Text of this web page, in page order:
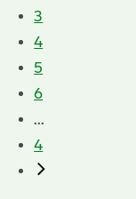
3
4
5
6
...
4